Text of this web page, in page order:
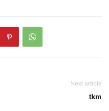
Next article
tkm